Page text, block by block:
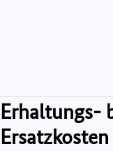
Erhaltungs-
Ersatzkosten